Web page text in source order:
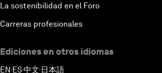
La sostenibilidad en el Foro
Carreras profesionales
Ediciones en otros idiomas
EN ▪ ES▪中文▪ 日本語